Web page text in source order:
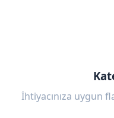
İhtiyacınıza uygun